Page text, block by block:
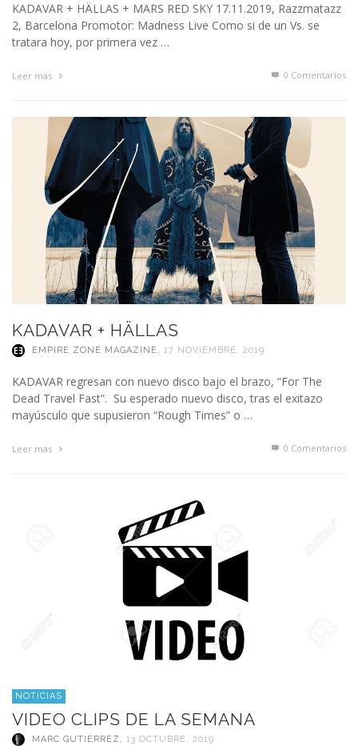
KADAVAR + HÄLLAS + MARS RED SKY 17.11.2019, Razzmatazz
2, Barcelona Promotor: Madness Live Como si de un Vs. se
tratara hoy, por primera vez …
Leer más 0 Comentarios
KADAVAR + HÄLLAS
EMPIRE ZONE MAGAZINE, 17 NOVIEMBRE, 2019
KADAVAR regresan con nuevo disco bajo el brazo, “For The
Dead Travel Fast”. Su esperado nuevo disco, tras el exitazo
mayúsculo que supusieron “Rough Times” o …
Leer más 0 Comentarios
NOTICIAS
VIDEO CLIPS DE LA SEMANA
MARC GUTIÉRREZ , 13 OCTUBRE, 2019